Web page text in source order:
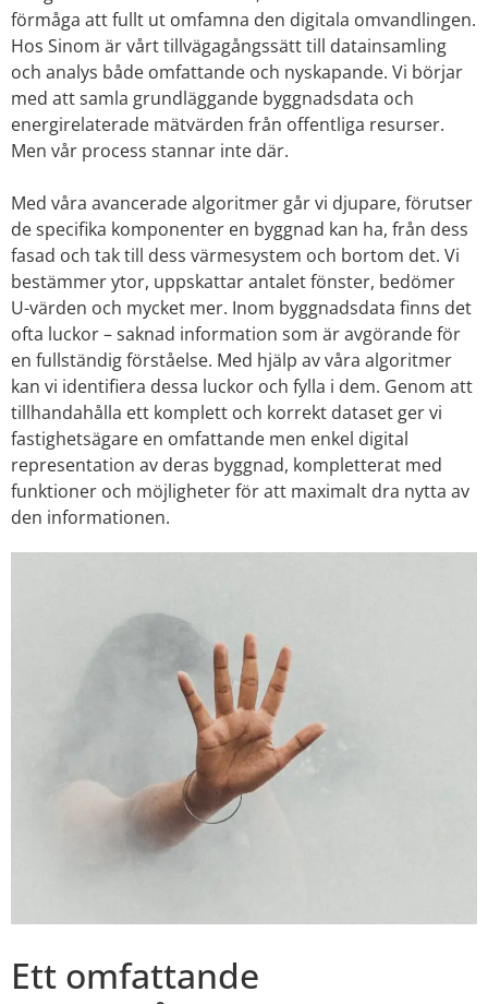
förmåga att fullt ut omfamna den digitala omvandlingen.
Hos Sinom är vårt tillvägagångssätt till datainsamling
och analys både omfattande och nyskapande. Vi börjar
med att samla grundläggande byggnadsdata och
energirelaterade mätvärden från offentliga resurser.
Men vår process stannar inte där.
Med våra avancerade algoritmer går vi djupare, förutser
de specifika komponenter en byggnad kan ha, från dess
fasad och tak till dess värmesystem och bortom det. Vi
bestämmer ytor, uppskattar antalet fönster, bedömer
U-värden och mycket mer. Inom byggnadsdata finns det
ofta luckor – saknad information som är avgörande för
en fullständig förståelse. Med hjälp av våra algoritmer
kan vi identifiera dessa luckor och fylla i dem. Genom att
tillhandahålla ett komplett och korrekt dataset ger vi
fastighetsägare en omfattande men enkel digital
representation av deras byggnad, kompletterat med
funktioner och möjligheter för att maximalt dra nytta av
den informationen.
Ett omfattande